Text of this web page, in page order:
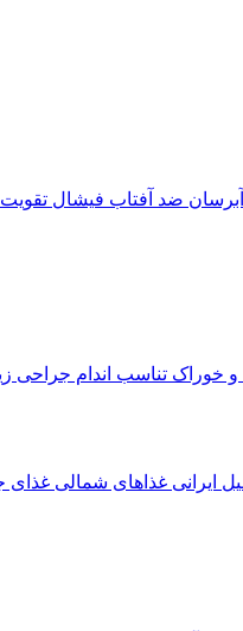
آبرسان ضد آفتاب فیشال
و خوراک تناسب اندام جراحی
ایرانی غذاهای شمالی غذای